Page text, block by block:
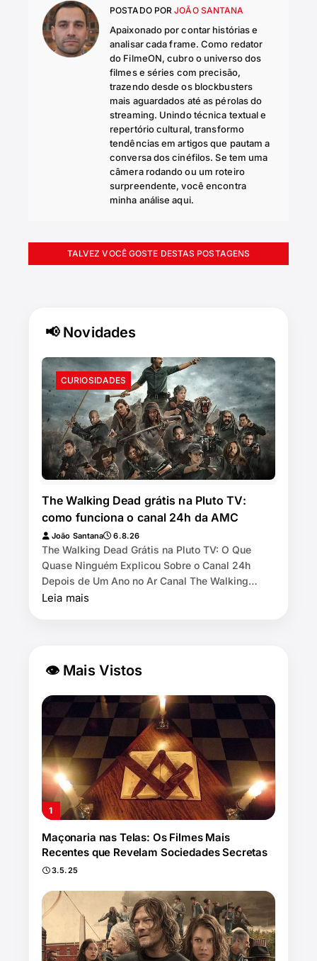
POSTADO POR JOÃO SANTANA
Apaixonado por contar histórias e
analisar cada frame. Como redator
do FilmeON, cubro o universo dos
filmes e séries com precisão,
trazendo desde os blockbusters
mais aguardados até as pérolas do
streaming. Unindo técnica textual e
repertório cultural, transformo
tendências em artigos que pautam a
conversa dos cinéfilos. Se tem uma
câmera rodando ou um roteiro
surpreendente, você encontra
minha análise aqui.
TALVEZ VOCÊ GOSTE DESTAS POSTAGENS
📢 Novidades
CURIOSIDADES
The Walking Dead grátis na Pluto TV:
como funciona o canal 24h da AMC
João Santana 6.8.26
The Walking Dead Grátis na Pluto TV: O Que
Quase Ninguém Explicou Sobre o Canal 24h
Depois de Um Ano no Ar Canal The Walking
Dead by AMC exibe as 11 temporadas de graça
Leia mais
👁 Mais Vistos
Maçonaria nas Telas: Os Filmes Mais
Recentes que Revelam Sociedades Secretas
3.5.25